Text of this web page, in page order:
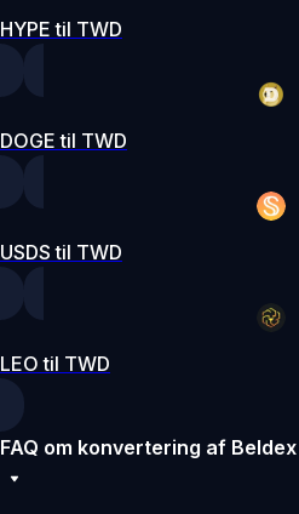
HYPE til TWD
DOGE til TWD
USDS til TWD
LEO til TWD
FAQ om konvertering af Beldex